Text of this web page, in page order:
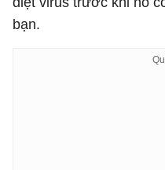
bạn.